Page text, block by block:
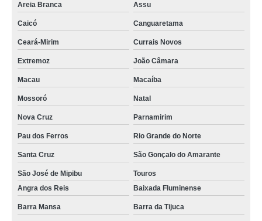
Areia Branca Assu
Caicó Canguaretama
Ceará-Mirim Currais Novos
Extremoz João Câmara
Macau Macaíba
Mossoró Natal
Nova Cruz Parnamirim
Pau dos Ferros Rio Grande do Norte
Santa Cruz São Gonçalo do Amarante
São José de Mipibu
Touros
Angra dos Reis
Baixada Fluminense
Barra Mansa Barra da Tijuca